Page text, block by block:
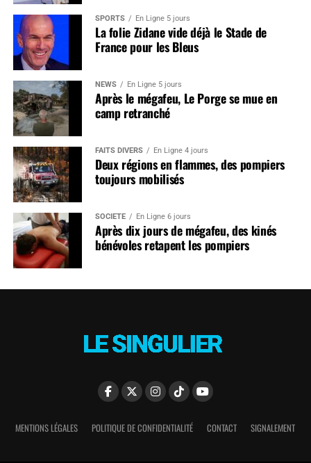
SPORTS En Ligne 5 jours
La folie Zidane vide déjà le Stade de
France pour les Bleus
NEWS En Ligne 5 jours
Après le mégafeu, Le Porge se mue en
camp retranché
FAITS DIVERS En Ligne 4 jours
Deux régions en flammes, des pompiers
toujours mobilisés
SOCIÉTÉ En Ligne 6 jours
Après dix jours de mégafeu, des kinés
bénévoles retapent les pompiers
MENTIONS LÉGALES POLITIQUE DE CONFIDENTIALITÉ CONTACT SIGNALEMENT